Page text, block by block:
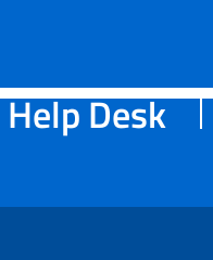
Help Desk